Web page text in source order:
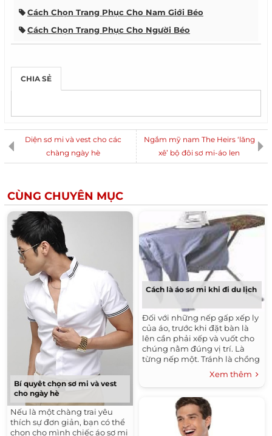
Cách Chọn Trang Phục Cho Nam Giới Béo
Cách Chọn Trang Phục Cho Người Béo
Mẹo Mặc Quần Áo Đẹp Cho Nam Giới Béo
Thời Trang Cho Người Béo
CHIA SẺ
Diện sơ mi và vest cho các
chàng ngày hè
Ngắm mỹ nam The Heirs ‘lăng
xê’ bộ đôi sơ mi-áo len
CÙNG CHUYÊN MỤC
Bí quyêt chọn sơ mi và vest
cho ngày hè
Nếu là một chàng trai yêu
thích sự đơn giản, bạn có thể
chọn cho mình chiếc áo sơ mi
Cách là áo sơ mi khi đi du lịch
Đối với những nếp gấp xếp ly
của áo, trước khi đặt bàn là
lên cần phải xếp và vuốt cho
chúng nằm đúng vị trí. Là
từng nếp một. Tránh là chồng
lên nhau tạo thành nhiều ly
Xem thêm